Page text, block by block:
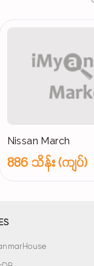
Nissan March
886 သိန်း (ကျပ်)